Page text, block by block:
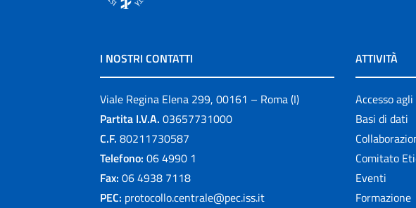
I NOSTRI CONTATTI
Viale Regina Elena 299, 00161 – Roma (I)
Partita I.V.A. 03657731000
C.F. 80211730587
Telefono: 06 4990 1
Fax: 06 4938 7118
PEC: protocollo.centrale@pec.iss.it
ATTIVITÀ
Accesso
Basi di dati
Comitato
Eventi
Formazione